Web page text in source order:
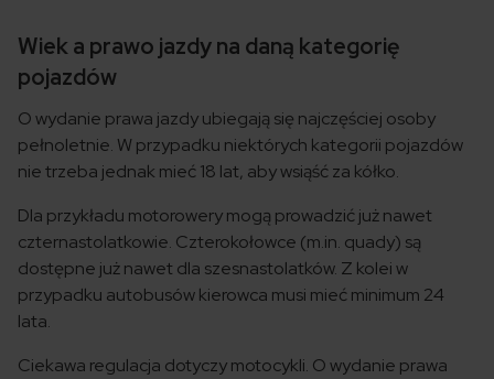
Wiek a prawo jazdy na daną kategorię
pojazdów
O wydanie prawa jazdy ubiegają się najczęściej osoby
pełnoletnie. W przypadku niektórych kategorii pojazdów
nie trzeba jednak mieć 18 lat, aby wsiąść za kółko.
Dla przykładu motorowery mogą prowadzić już nawet
czternastolatkowie. Czterokołowce (m.in. quady) są
dostępne już nawet dla szesnastolatków. Z kolei w
przypadku autobusów kierowca musi mieć minimum 24
lata.
Ciekawa regulacja dotyczy motocykli. O wydanie prawa